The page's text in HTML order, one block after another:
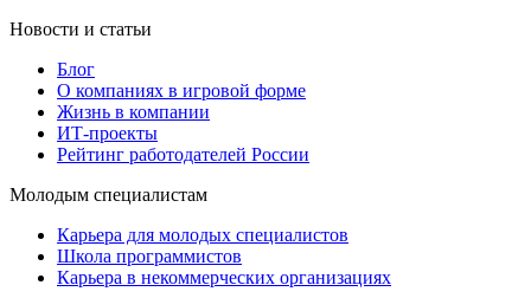
Новости и статьи
Блог
О компаниях в игровой форме
Жизнь в компании
ИТ-проекты
Рейтинг работодателей России
Молодым специалистам
Карьера для молодых специалистов
Школа программистов
Карьера в некоммерческих организациях